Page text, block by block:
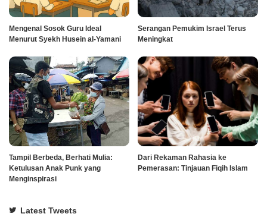
Mengenal Sosok Guru Ideal
Menurut Syekh Husein al-Yamani
Serangan Pemukim Israel Terus
Meningkat
Tampil Berbeda, Berhati Mulia:
Ketulusan Anak Punk yang
Menginspirasi
Dari Rekaman Rahasia ke
Pemerasan: Tinjauan Fiqih Islam
Latest Tweets